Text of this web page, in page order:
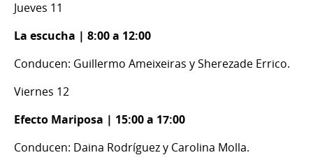
Jueves 11
La escucha | 8:00 a 12:00
Conducen: Guillermo Ameixeiras y Sherezade Errico.
Viernes 12
Efecto Mariposa | 15:00 a 17:00
Conducen: Daina Rodríguez y Carolina Molla.